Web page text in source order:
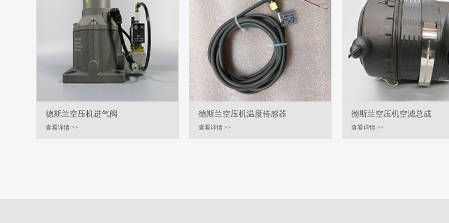
德斯兰空压机进气阀
查看详情 >>
德斯兰空压机温度传感器
查看详情 >>
德斯兰空压机空滤总成
查看详情 >>